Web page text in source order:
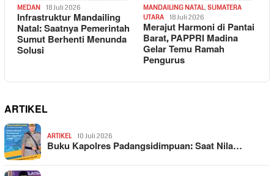
MEDAN 18 Juli 2026
Infrastruktur Mandailing
Natal: Saatnya Pemerintah
Sumut Berhenti Menunda
Solusi
MANDAILING NATAL, SUMATERA
UTARA
18 Juli 2026
Merajut Harmoni di Pantai
Barat, PAPPRI Madina
Gelar Temu Ramah
Pengurus
ARTIKEL
ARTIKEL 10 Juli 2026
Buku Kapolres Padangsidimpuan: Saat Nila…